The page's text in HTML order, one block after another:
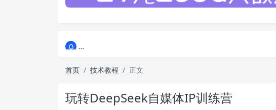
首页 技术教程 正文
玩转DeepSeek自媒体IP训练营